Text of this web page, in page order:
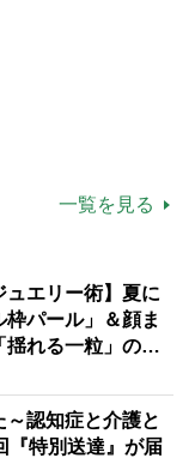
一覧を見る
ュエリー術】夏に
枠パール」＆顔ま
揺れる一粒」の使
～認知症と介護と
『特別送達』が届